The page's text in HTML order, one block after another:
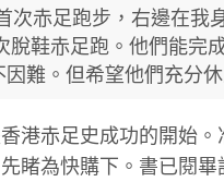
次赤足跑步，右邊在我
鞋赤足跑。他們能完
難。但希望他們充分休
港赤足史成功的開始
睹為快購下。書已閱